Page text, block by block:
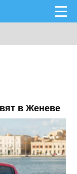
в Женеве